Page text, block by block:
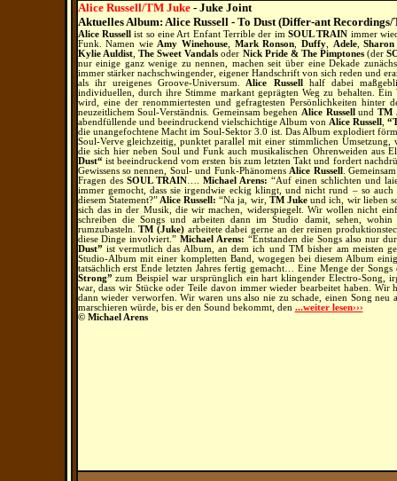
Alice Russell/TM Juke- Juke Joint
Aktuelles Album: Alice Russell - To Dust (Differ-ant Recordings/
Alice Russell ist so eine Art Enfant Terrible der imSOUL TRAIN immer
Funk. Namen wie Amy Winehouse Mark Ronson ,Duffy Adele,
Kylie Auldist, The Sweet Vandals oder Nick Pride & The Pimptones (der
nur einige ganz wenige zu nennen, machen seit über eine Dekade
immer stärker nachschwingender, eigener Handschrift von sich reden und
als ihr ureigenes Groove-Universum.
Alice Russell half dabei
individuellen, durch ihre Stimme markant geprägten Weg zu behalten.
wird, eine der renommiertesten und gefragtesten Persönlichkeiten
neuzeitlichem Soul-Verständnis. Gemeinsam begehen Alice Russell undTM
abendfüllende und beeindruckend vielschichtige Album von Alice Russell
die unangefochtene Macht im Soul-Sektor 3.0 ist. Das Album explodiert
Soul-Verve gleichzeitig, punktet parallel mit einer stimmlichen
die sich hier neben Soul und Funk auch musikalischen Ohrenweiden aus
Dust“ ist beeindruckend vom ersten bis zum letzten Takt und fordert
Gewissens so nennen, Soul- und Funk-Phänomens Alice Russell
.
Fragen des SOUL TRAIN…. Michael Arens: “Auf einen schlichten und
immer gemocht, dass sie irgendwie eckig klingt, und nicht rund – so
diesem Statement?”Alice Russell:“Na ja, wir, TM Jukeund ich, wir lieben
sich das in der Musik, die wir machen, widerspiegelt. Wir wollen nicht
schreiben die Songs und arbeiten dann im Studio damit, sehen,
rumzubasteln.TM (Juke)arbeitete dabei gerne an der reinen
diese Dinge involviert.” Michael Arens:“Entstanden die Songs also nur
Dust” ist vermutlich das Album, an dem ich und TM bisher am meisten
Studio-Album mit einer kompletten Band, wogegen bei diesem Album
tatsächlich erst Ende letzten Jahres fertig gemacht… Eine Menge der
Strong” zum Beispiel war ursprünglich ein hart klingender Electro-Song,
war, dass wir Stücke oder Teile davon immer wieder bearbeitet haben.
dann wieder verworfen. Wir waren uns also nie zu schade, einen Song
marschieren würde, bis er den Sound bekommt, den ...weiter lesen›››
© Michael Arens